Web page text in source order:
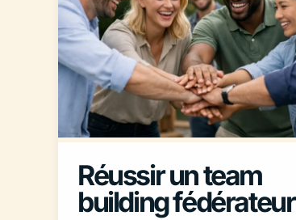
Réussir un team
building fédérateur